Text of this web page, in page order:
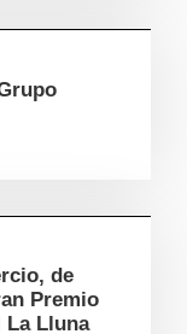
de
Premio
La Lluna